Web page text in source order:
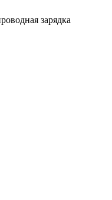
зарядка